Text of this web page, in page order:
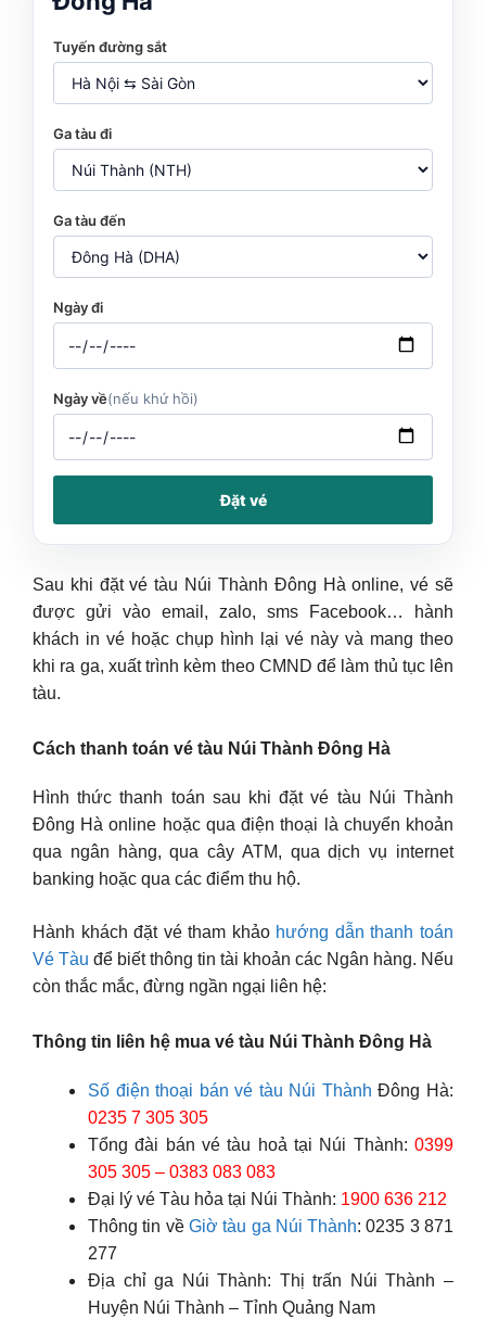
Tuyến đường sắt
Ga tàu đi
Ga tàu đến
Ngày đi
Ngày về(nếu khứ hồi)
Đặt vé
Sau khi đặt vé tàu Núi Thành Đông Hà online, vé sẽ
được gửi vào email, zalo, sms Facebook… hành
khách in vé hoặc chụp hình lại vé này và mang theo
khi ra ga, xuất trình kèm theo CMND để làm thủ tục lên
tàu.
Cách thanh toán vé tàu Núi Thành Đông Hà
Hình thức thanh toán sau khi đặt vé tàu Núi Thành
Đông Hà online hoặc qua điện thoại là chuyển khoản
qua ngân hàng, qua cây ATM, qua dịch vụ internet
banking hoặc qua các điểm thu hộ.
Hành khách đặt vé tham khảo hướng dẫn thanh toán
Vé Tàu để biết thông tin tài khoản các Ngân hàng. Nếu
còn thắc mắc, đừng ngần ngại liên hệ:
Thông tin liên hệ mua vé tàu Núi Thành Đông Hà
Số điện thoại bán vé tàu Núi Thành Đông Hà:
0235 7 305 305
Tổng đài bán vé tàu hoả tại Núi Thành: 0399
305 305 – 0383 083 083
Đại lý vé Tàu hỏa tại Núi Thành: 1900 636 212
Thông tin về Giờ tàu ga Núi Thành: 0235 3 871
277
Địa chỉ ga Núi Thành: Thị trấn Núi Thành –
Huyện Núi Thành – Tỉnh Quảng Nam